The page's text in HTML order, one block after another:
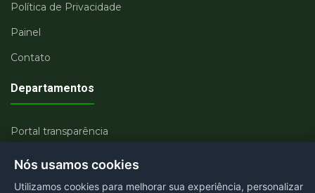
Política de Privacidade
Painel
Contato
Departamentos
Portal transparência
E-SIC
Ouvidoria
Nós usamos cookies
Utilizamos cookies para melhorar sua experiência, personalizar